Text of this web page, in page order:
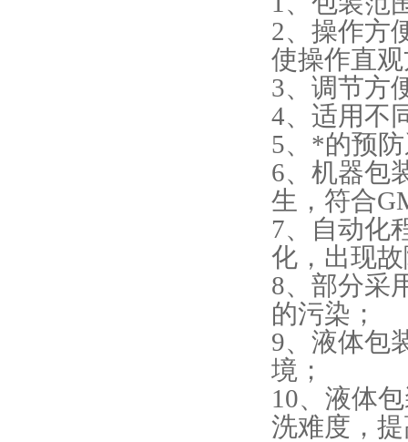
2、操作方
使操作直
3、调节方
4、适用不
5、*的预
6、机器包
生，符合
7、自动化
化，出现
8、部分采
的污染；
9、液体包
境；
10、液体
洗难度，